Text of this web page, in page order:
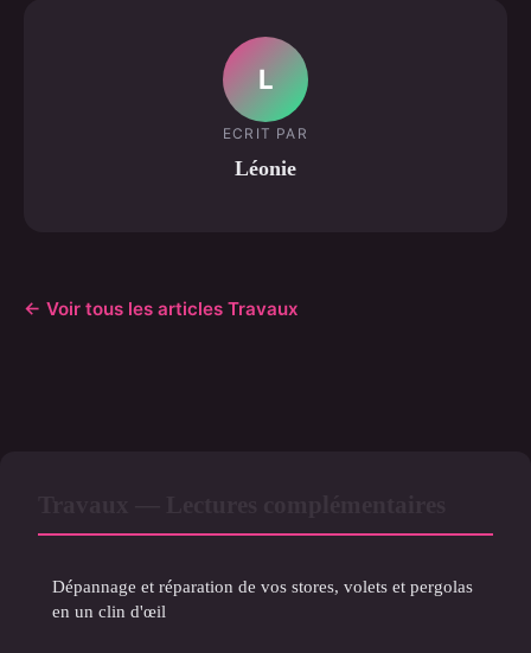
L
ECRIT PAR
Léonie
← Voir tous les articles Travaux
Dépannage et réparation de vos stores, volets et pergolas
en un clin d'œil